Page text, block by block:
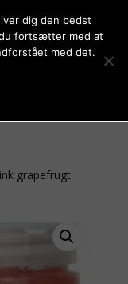
grapefrugt
dig den bedst
fortsætter med at
med det.